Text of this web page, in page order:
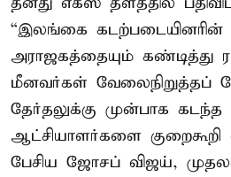
“இலங்கை கடற்படையினரின்
அராஜகத்தையும் கண்டித்து
மீனவர்கள் வேலைநிறுத்தப்
தேர்தலுக்கு முன்பாக கடந்த
ஆட்சியாளர்களை
பேசிய ஜோசப் விஜய்,